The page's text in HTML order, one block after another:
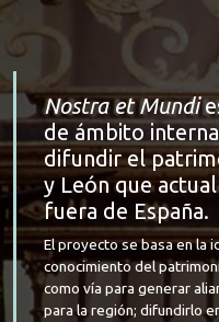
Nostra et Mundi
de ámbito
difundir el
y León que
fuera de España.
El proyecto se basa en la
conocimiento del
como vía para generar
para la región; difundirlo